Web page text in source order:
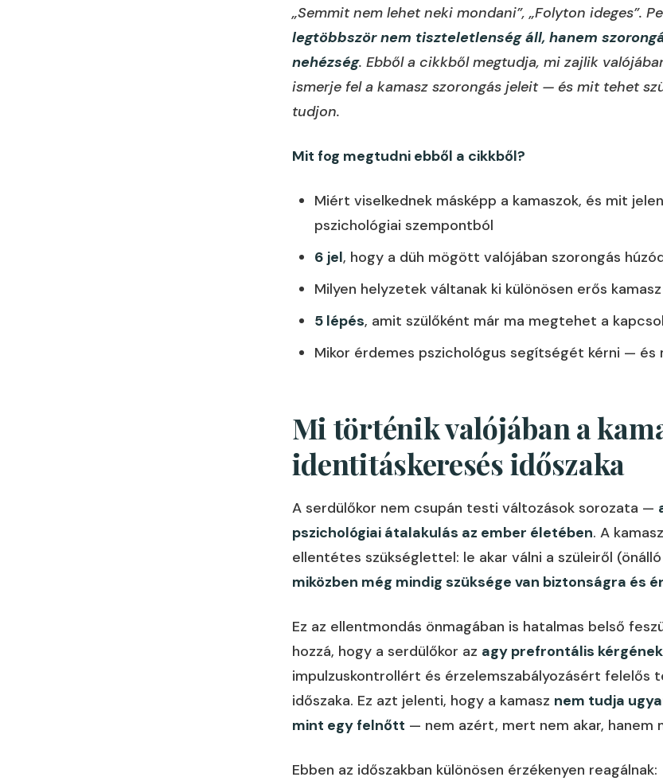
„Semmit nem lehet neki mondani”, „Folyton ideges”.
legtöbbször nem tiszteletlenség áll, hanem
nehézség. Ebből a cikkből megtudja, mi zajlik
ismerje fel a kamasz szorongás jeleit — és mit tehet
tudjon.
Mit fog megtudni ebből a cikkből?
Miért viselkednek másképp a kamaszok, és mit
pszichológiai szempontból
6 jel, hogy a düh mögött valójában szorongás
Milyen helyzetek váltanak ki különösen erős
5 lépés, amit szülőként már ma megtehet a
Mikor érdemes pszichológus segítségét kérni — és
Mi történik valójában a
identitáskeresés időszaka
A serdülőkor nem csupán testi változások sorozata —
pszichológiai átalakulás az ember életében. A
ellentétes szükséglettel: le akar válni a szüleiről
miközben még mindig szüksége van biztonságra és
Ez az ellentmondás önmagában is hatalmas belső
hozzá, hogy a serdülőkor az agy prefrontális kérgének
impulzuskontrollért és érzelemszabályozásért felelős
időszaka. Ez azt jelenti, hogy a kamasz nem tudja
mint egy felnőtt — nem azért, mert nem akar,
Ebben az időszakban különösen érzékenyen reagálnak: